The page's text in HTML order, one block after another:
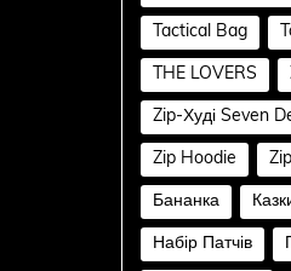
Tactical Bag
THE LOVERS
Zip-Худі Seven
Zip Hoodie
Бананка
Набір Патчів